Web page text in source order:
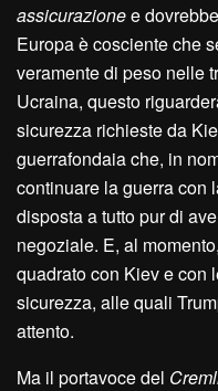
assicurazionee
Europa è cosciente che
veramente di peso nelle
Ucraina, questo
sicurezza richieste da
guerrafondaia che, in
continuare la guerra con
disposta a tutto pur di
negoziale. E, al
quadrato con Kiev e con
sicurezza, alle quali
attento.
Ma il portavoce del